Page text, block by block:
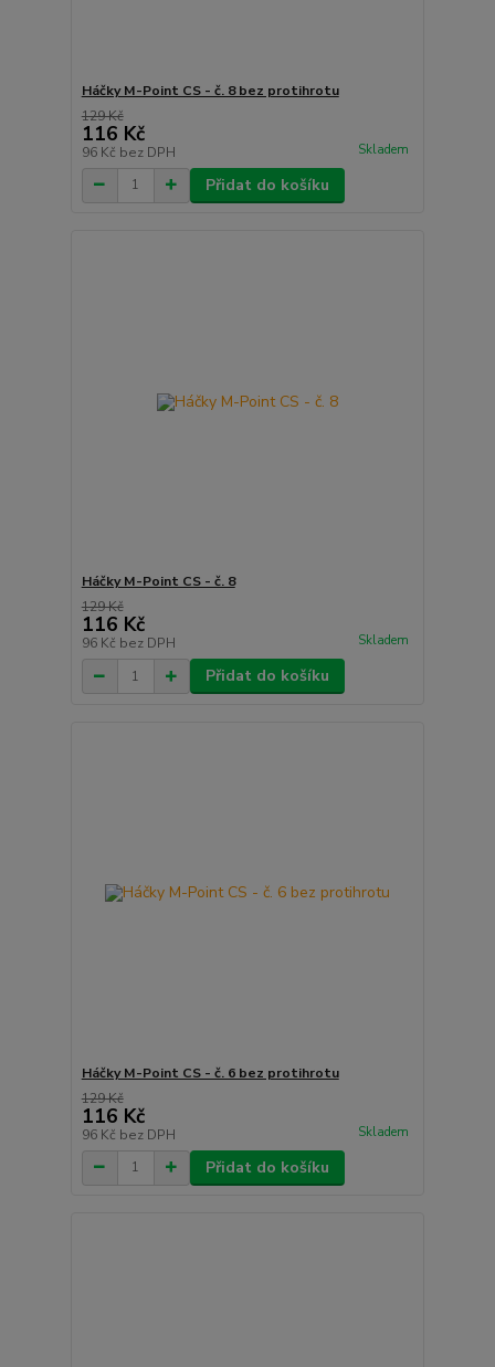
Háčky M-Point CS - č. 8 bez protihrotu
129 Kč
116 Kč
96 Kč bez DPH Skladem
Přidat do košíku
Háčky M-Point CS - č. 8
129 Kč
116 Kč
96 Kč bez DPH Skladem
Přidat do košíku
Háčky M-Point CS - č. 6 bez protihrotu
129 Kč
116 Kč
96 Kč bez DPH Skladem
Přidat do košíku